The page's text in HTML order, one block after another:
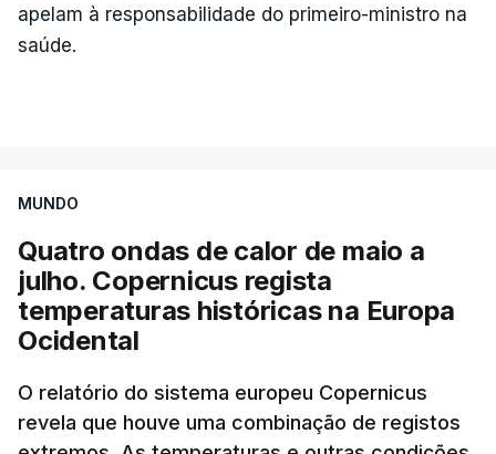
apelam à responsabilidade do primeiro-ministro na
saúde.
MUNDO
Quatro ondas de calor de maio a
julho. Copernicus regista
temperaturas históricas na Europa
Ocidental
O relatório do sistema europeu Copernicus
revela que houve uma combinação de registos